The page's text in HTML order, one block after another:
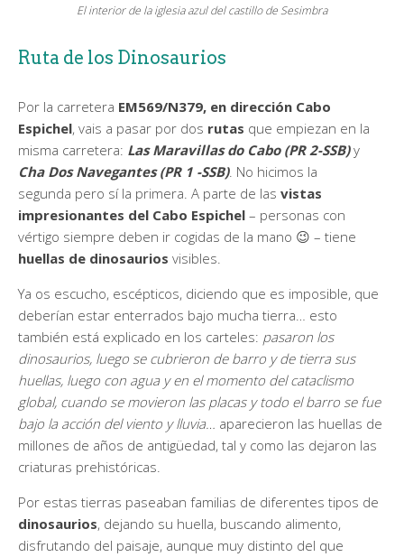
El interior de la iglesia azul del castillo de Sesimbra
Ruta de los Dinosaurios
Por la carretera EM569/N379, en dirección Cabo
Espichel, vais a pasar por dos rutas que empiezan en la
misma carretera: Las Maravillas do Cabo (PR 2-SSB)y
Cha Dos Navegantes (PR 1 -SSB). No hicimos la
segunda pero sí la primera. A parte de las vistas
impresionantes del Cabo Espichel – personas con
vértigo siempre deben ir cogidas de la mano 😉 – tiene
huellas de dinosaurios visibles.
Ya os escucho, escépticos, diciendo que es imposible, que
deberían estar enterrados bajo mucha tierra… esto
también está explicado en los carteles: pasaron los
dinosaurios, luego se cubrieron de barro y de tierra sus
huellas, luego con agua y en el momento del cataclismo
global, cuando se movieron las placas y todo el barro se fue
bajo la acción del viento y lluvia… aparecieron las huellas de
millones de años de antigüedad, tal y como las dejaron las
criaturas prehistóricas.
Por estas tierras paseaban familias de diferentes tipos de
dinosaurios, dejando su huella, buscando alimento,
disfrutando del paisaje, aunque muy distinto del que